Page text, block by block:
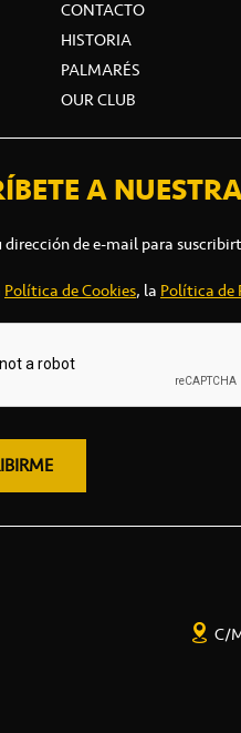
CONTACTO
HISTORIA
PALMARÉS
OUR CLUB
A
de e-mail para
Política de Cookies, la Política de
C/